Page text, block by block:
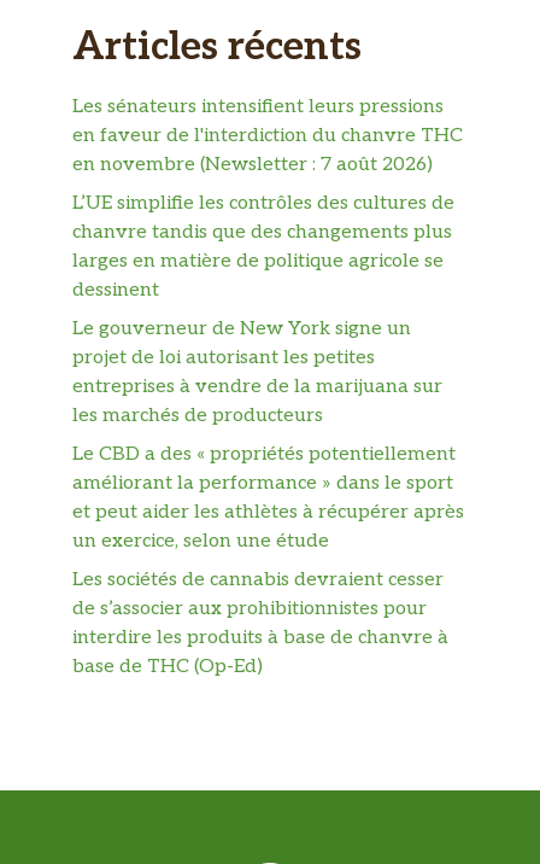
Articles récents
Les sénateurs intensifient leurs pressions
en faveur de l'interdiction du chanvre THC
en novembre (Newsletter : 7 août 2026)
L’UE simplifie les contrôles des cultures de
chanvre tandis que des changements plus
larges en matière de politique agricole se
dessinent
Le gouverneur de New York signe un
projet de loi autorisant les petites
entreprises à vendre de la marijuana sur
les marchés de producteurs
Le CBD a des « propriétés potentiellement
améliorant la performance » dans le sport
et peut aider les athlètes à récupérer après
un exercice, selon une étude
Les sociétés de cannabis devraient cesser
de s’associer aux prohibitionnistes pour
interdire les produits à base de chanvre à
base de THC (Op-Ed)